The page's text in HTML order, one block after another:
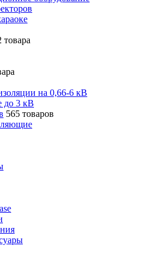
товара
на 0,66-6 кВ
до 3 кВ
565 товаров